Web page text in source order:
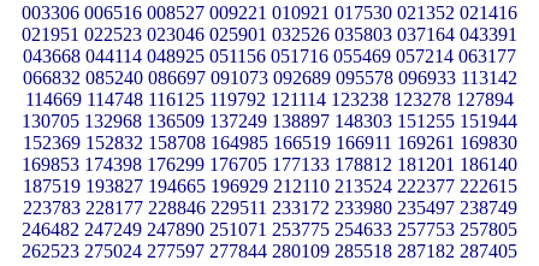
003306 006516 008527 009221 010921 017530 021352 021416
021951 022523 023046 025901 032526 035803 037164 043391
043668 044114 048925 051156 051716 055469 057214 063177
066832 085240 086697 091073 092689 095578 096933 113142
114669 114748 116125 119792 121114 123238 123278 127894
130705 132968 136509 137249 138897 148303 151255 151944
152369 152832 158708 164985 166519 166911 169261 169830
169853 174398 176299 176705 177133 178812 181201 186140
187519 193827 194665 196929 212110 213524 222377 222615
223783 228177 228846 229511 233172 233980 235497 238749
246482 247249 247890 251071 253775 254633 257753 257805
262523 275024 277597 277844 280109 285518 287182 287405